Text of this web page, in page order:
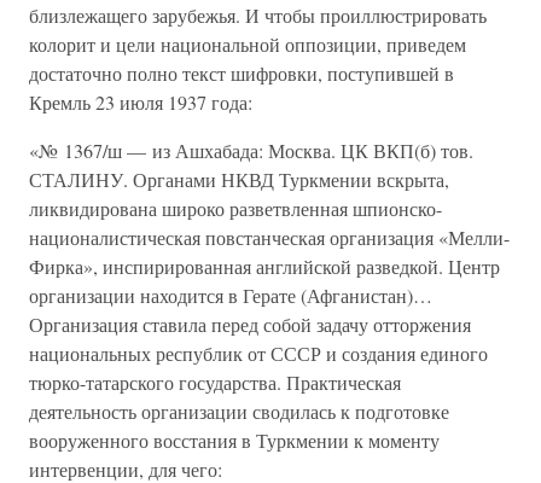
близлежащего зарубежья. И чтобы проиллюстрировать
колорит и цели национальной оппозиции, приведем
достаточно полно текст шифровки, поступившей в
Кремль 23 июля 1937 года:
«№ 1367/ш — из Ашхабада: Москва. ЦК ВКП(б) тов.
СТАЛИНУ. Органами НКВД Туркмении вскрыта,
ликвидирована широко разветвленная шпионско-
националистическая повстанческая организация «Мелли-
Фирка», инспирированная английской разведкой. Центр
организации находится в Герате (Афганистан)…
Организация ставила перед собой задачу отторжения
национальных республик от СССР и создания единого
тюрко-татарского государства. Практическая
деятельность организации сводилась к подготовке
вооруженного восстания в Туркмении к моменту
интервенции, для чего: